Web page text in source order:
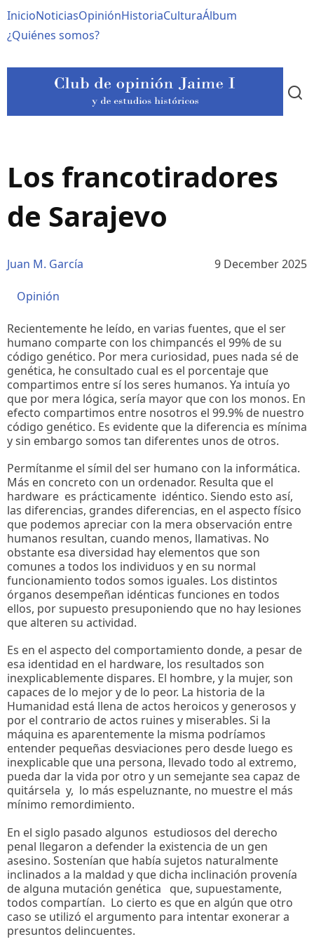
al
contenido
Navegación
principal
InicioNoticiasOpiniónHistoriaCulturaÁlbum
¿Quiénes somos?
Los francotiradores
de Sarajevo
Juan M. García 9 December 2025
Opinión
Recientemente he leído, en varias fuentes, que el ser
humano comparte con los chimpancés el 99% de su
código genético. Por mera curiosidad, pues nada sé de
genética, he consultado cual es el porcentaje que
compartimos entre sí los seres humanos. Ya intuía yo
que por mera lógica, sería mayor que con los monos. En
efecto compartimos entre nosotros el 99.9% de nuestro
código genético. Es evidente que la diferencia es mínima
y sin embargo somos tan diferentes unos de otros.
Permítanme el símil del ser humano con la informática.
Más en concreto con un ordenador. Resulta que el
hardware es prácticamente idéntico. Siendo esto así,
las diferencias, grandes diferencias, en el aspecto físico
que podemos apreciar con la mera observación entre
humanos resultan, cuando menos, llamativas. No
obstante esa diversidad hay elementos que son
comunes a todos los individuos y en su normal
funcionamiento todos somos iguales. Los distintos
órganos desempeñan idénticas funciones en todos
ellos, por supuesto presuponiendo que no hay lesiones
que alteren su actividad.
Es en el aspecto del comportamiento donde, a pesar de
esa identidad en el hardware, los resultados son
inexplicablemente dispares. El hombre, y la mujer, son
capaces de lo mejor y de lo peor. La historia de la
Humanidad está llena de actos heroicos y generosos y
por el contrario de actos ruines y miserables. Si la
máquina es aparentemente la misma podríamos
entender pequeñas desviaciones pero desde luego es
inexplicable que una persona, llevado todo al extremo,
pueda dar la vida por otro y un semejante sea capaz de
quitársela y, lo más espeluznante, no muestre el más
mínimo remordimiento.
En el siglo pasado algunos estudiosos del derecho
penal llegaron a defender la existencia de un gen
asesino. Sostenían que había sujetos naturalmente
inclinados a la maldad y que dicha inclinación provenía
de alguna mutación genética que, supuestamente,
todos compartían. Lo cierto es que en algún que otro
caso se utilizó el argumento para intentar exonerar a
presuntos delincuentes.